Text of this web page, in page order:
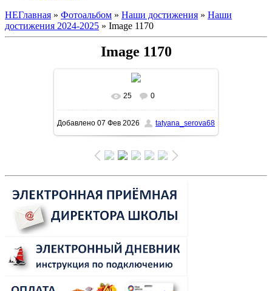
НЕГлавная » Фотоальбом » Наши достижения » Наши
достижения 2024-2025 » Image 1170
Image 1170
В реальном размере
260.9Kb
25 0
Добавлено 07 Фев 2026 tatyana_serova68